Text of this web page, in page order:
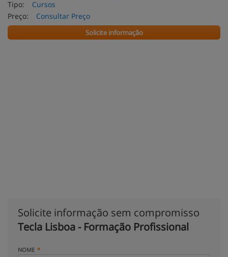
Tipo:
Cursos
Preço:
Consultar Preço
Solicite informação
Solicite informação sem compromisso
Tecla Lisboa - Formação Profissional
NOME